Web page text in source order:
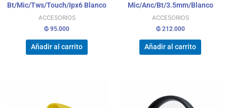
Bt/Mic/Tws/Touch/Ipx6 Blanco
ACCESORIOS
₲ 95.000
Añadir al carrito
Mic/Anc/Bt/3.5mm/Blanco
ACCESORIOS
₲212.000
Añadir al carrito